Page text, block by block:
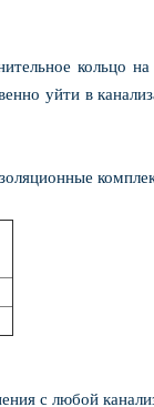
кольцо
уйти в
с любой